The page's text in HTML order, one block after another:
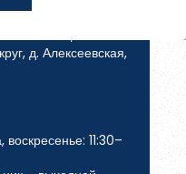
область,
д. Алексеевская,
11:30–